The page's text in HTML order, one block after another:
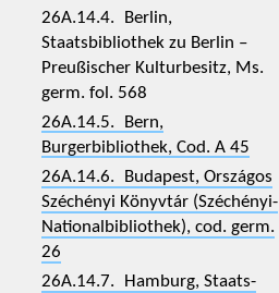
26A.14.4. Berlin,
Staatsbibliothek zu Berlin –
Preußischer Kulturbesitz, Ms.
germ. fol. 568
26A.14.5. Bern,
Burgerbibliothek, Cod. A 45
26A.14.6. Budapest, Országos
Széchényi Könyvtár (Széchényi-
Nationalbibliothek), cod. germ.
26
26A.14.7. Hamburg, Staats-